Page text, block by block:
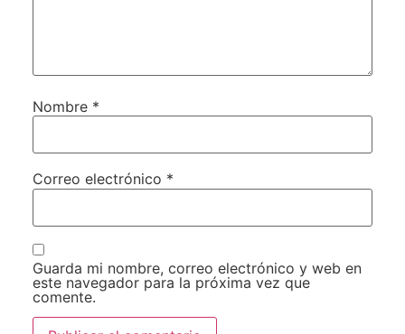
Nombre *
Correo electrónico *
Guarda mi nombre, correo electrónico y web en
este navegador para la próxima vez que
comente.